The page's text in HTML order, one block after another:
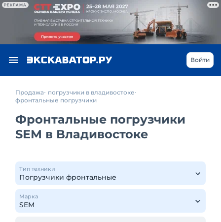
РЕКЛАМА
Войти
Продажа
погрузчики в владивостоке
фронтальные погрузчики
Фронтальные погрузчики
SEM в Владивостоке
Тип техники
Марка